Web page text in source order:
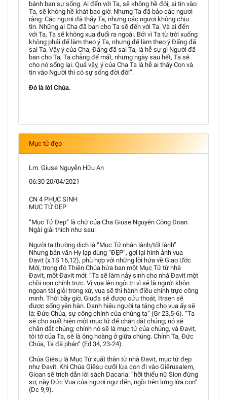
bánh ban sự sống. Ai đến với Ta, sẽ không hề đói; ai tin vào
Ta, sẽ không hề khát bao giờ. Nhưng Ta đã bảo các ngươi
rằng: Các ngươi đã thấy Ta, nhưng các ngươi không chịu
tin. Những ai Cha đã ban cho Ta sẽ đến với Ta. Và ai đến
với Ta, Ta sẽ không xua đuổi ra ngoài. Bởi vì Ta từ trời xuống
không phải để làm theo ý Ta, nhưng để làm theo ý Đấng đã
sai Ta. Vậy ý của Cha, Đấng đã sai Ta, là hễ sự gì Người đã
ban cho Ta, Ta chẳng để mất, nhưng ngày sau hết, Ta sẽ
cho nó sống lại. Quả vậy, ý của Cha Ta là hễ ai thấy Con và
tin vào Người thì có sự sống đời đời”.
Đó là lời Chúa.
Mục tử đẹp
Lm. Giuse Nguyễn Hữu An
06:30 20/04/2021
CN 4 PHỤC SINH
MỤC TỬ ĐẸP
“Mục Tử Đẹp” là chữ của Cha Giuse Nguyễn Công Đoan.
Ngài giải thích như sau:
Người ta thường dịch là “Mục Tử nhân lành/tốt lành”.
Nhưng bản văn Hy lạp dùng “ĐẸP”, gợi lại hình ảnh vua
Đavit (x.1S 16,12), phù hợp với những lời hứa về Giao Ước
Mới, trong đó Thiên Chúa hứa ban một Mục Tử từ nhà
Đavit, một Đavit mới: “Ta sẽ làm nảy sinh cho nhà Đavit một
chồi non chính trực. Vị vua lên ngôi trị vì sẽ là người khôn
ngoan tài giỏi trong xứ, vua sẽ thi hành điều chính trực công
minh. Thời bầy giờ, Giuđa sẽ được cứu thoát, Itraen sẽ
được sống yên hàn. Danh hiệu người ta tặng cho vua ấy sẽ
là: Đức Chúa, sự công chính của chúng ta” (Gr 23,5-6). “Ta
sẽ cho xuất hiện một mục tử để chăn dắt chúng; nó sẽ
chăn dắt chúng; chính nó sẽ là mục tử của chúng, và Đavit,
tôi tớ của Ta, sẽ là ông hoàng ở giữa chúng. Chính Ta, Đức
Chúa, Ta đã phán” (Ed 34, 23-24).
Chúa Giêsu là Mục Tử xuất thân từ nhà Đavit, mục tử đẹp
như Đavit. Khi Chúa Giêsu cưỡi lừa con đi vào Giêrusalem,
Gioan sẽ trích dẫn lời sách Dacaria: “hỡi thiếu nữ Sion đừng
sợ, này Đức Vua của ngươi ngự đến, ngồi trên lưng lừa con”
(Dc 9,9).